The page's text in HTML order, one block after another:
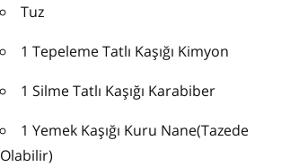
Tuz
1 Tepeleme Tatlı Kaşığı Kimyon
1 Silme Tatlı Kaşığı Karabiber
1 Yemek Kaşığı Kuru Nane(Tazede
Olabilir)